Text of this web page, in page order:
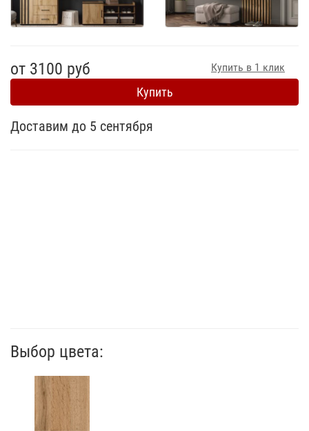
Купить в 1 клик
от 3100 руб
Купить
Доставим до 5 сентября
Выбор цвета: